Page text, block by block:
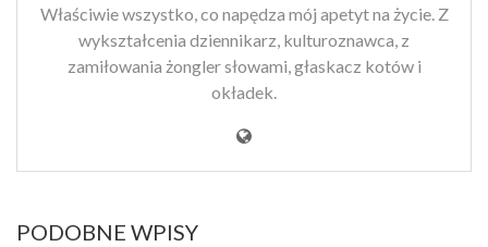
Właściwie wszystko, co napędza mój apetyt na życie. Z
wykształcenia dziennikarz, kulturoznawca, z
zamiłowania żongler słowami, głaskacz kotów i
okładek.
PODOBNE WPISY